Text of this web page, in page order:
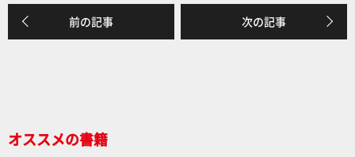
前の記事 次の記事
オススメの書籍